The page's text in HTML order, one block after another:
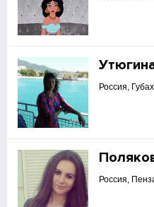
Россия,
Россия,